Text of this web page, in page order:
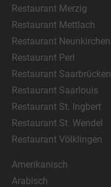
Restaurant Merzig
Restaurant Mettlach
Restaurant Neunkirchen
Restaurant Perl
Restaurant Saarbrücken
Restaurant Saarlouis
Restaurant St. Ingbert
Restaurant St. Wendel
Restaurant Völklingen
Amerikanisch
Arabisch